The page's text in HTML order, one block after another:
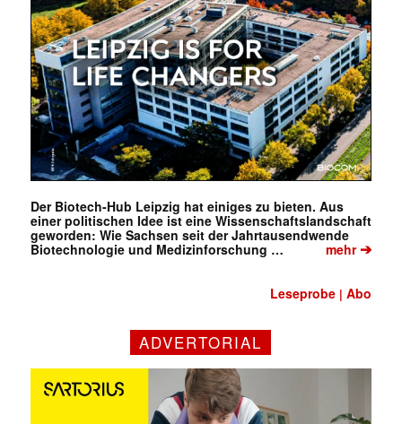
Der Biotech-Hub Leipzig hat einiges zu bieten. Aus
einer politischen Idee ist eine Wissenschaftslandschaft
geworden: Wie Sachsen seit der Jahrtausendwende
Biotechnologie und Medizinforschung …
mehr➔
Leseprobe |Abo
ADVERTORIAL